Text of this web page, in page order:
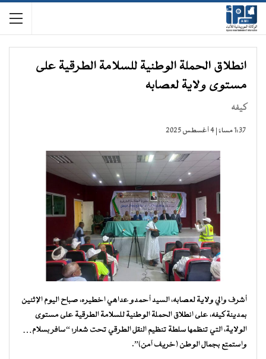
انطلاق الحملة الوطنية للسلامة الطرقية على
مستوى ولاية لعصابه
كيفه
1:37 مساءً | 4 أغسطس 2025
أشرف والي ولاية لعصابه، السيد أحمدو عداهي اخطيره، صباح اليوم الإثنين
بمدينة كيفه، على انطلاق الحملة الوطنية للسلامة الطرقية على مستوى
الولاية، التي تنظمها سلطة تنظيم النقل الطرقي تحت شعار: “سافر بسلام…
واستمتع بجمال الوطن (خريف آمن)”.